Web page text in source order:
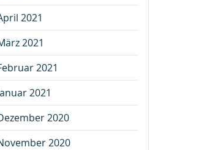
2021
2021
2021
2021
2020
2020